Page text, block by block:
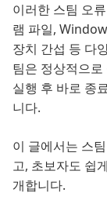
이러한 스팀 오
램 파일,
장치 간섭 등 다
팀은 정상적으
실행 후 바로 종
니다.
이 글에서는 스
고, 초보자도 쉽
개합니다.